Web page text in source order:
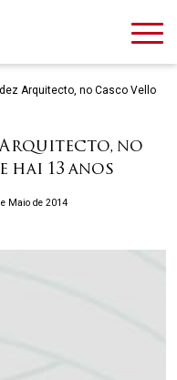
Arquitecto, no Casco Vello
no
hai 13 anos
Maio de 2014